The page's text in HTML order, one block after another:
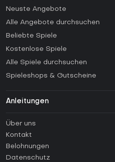
Neuste Angebote
Alle Angebote durchsuchen
Beliebte Spiele
Kostenlose Spiele
Alle Spiele durchsuchen
Spieleshops & Gutscheine
Anleitungen
Anleitungen
Wie aktiviert man einen Steam
Wie aktiviert man einen Epic
Über uns
Kontakt
Belohnungen
Datenschutz